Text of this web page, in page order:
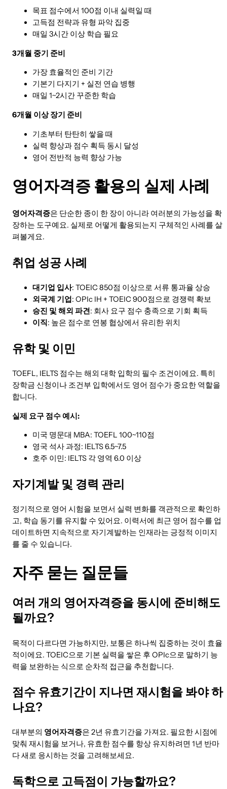
목표 점수에서 100점 이내 실력일 때
고득점 전략과 유형 파악 집중
매일 3시간 이상 학습 필요
3개월 중기 준비
가장 효율적인 준비 기간
기본기 다지기 + 실전 연습 병행
매일 1~2시간 꾸준한 학습
6개월 이상 장기 준비
기초부터 탄탄히 쌓을 때
실력 향상과 점수 획득 동시 달성
영어 전반적 능력 향상 가능
영어자격증 활용의 실제 사례
영어자격증은 단순한 종이 한 장이 아니라 여러분의 가능성을 확
장하는 도구예요. 실제로 어떻게 활용되는지 구체적인 사례를 살
펴볼게요.
취업 성공 사례
대기업 입사: TOEIC 850점 이상으로 서류 통과율 상승
외국계 기업 : OPIc IH + TOEIC 900점으로 경쟁력 확보
승진 및 해외 파견: 회사 요구 점수 충족으로 기회 획득
이직: 높은 점수로 연봉 협상에서 유리한 위치
유학 및 이민
TOEFL, IELTS 점수는 해외 대학 입학의 필수 조건이에요. 특히
장학금 신청이나 조건부 입학에서도 영어 점수가 중요한 역할을
합니다.
실제 요구 점수 예시:
미국 명문대 MBA: TOEFL 100~110점
영국 석사 과정: IELTS 6.5~7.5
호주 이민: IELTS 각 영역 6.0 이상
자기계발 및 경력 관리
정기적으로 영어 시험을 보면서 실력 변화를 객관적으로 확인하
고, 학습 동기를 유지할 수 있어요. 이력서에 최근 영어 점수를 업
데이트하면 지속적으로 자기계발하는 인재라는 긍정적 이미지
를 줄 수 있습니다.
자주 묻는 질문들
여러 개의 영어자격증을 동시에 준비해도
될까요?
목적이 다르다면 가능하지만, 보통은 하나씩 집중하는 것이 효율
적이에요. TOEIC으로 기본 실력을 쌓은 후 OPIc으로 말하기 능
력을 보완하는 식으로 순차적 접근을 추천합니다.
점수 유효기간이 지나면 재시험을 봐야 하
나요?
대부분의 영어자격증은 2년 유효기간을 가져요. 필요한 시점에
맞춰 재시험을 보거나, 유효한 점수를 항상 유지하려면 1년 반마
다 새로 응시하는 것을 고려해보세요.
독학으로 고득점이 가능할까요?